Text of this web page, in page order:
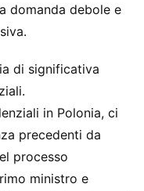
domanda debole e
di significativa
in Polonia, ci
precedenti da
processo
ministro e